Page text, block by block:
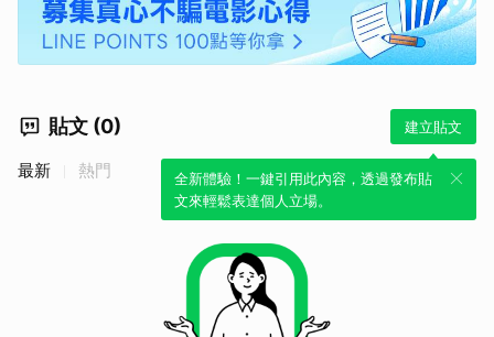
貼文 (0) 建立貼文
全新體驗！一鍵引用此內容，透過發布貼
文來輕鬆表達個人立場。
最新 熱門